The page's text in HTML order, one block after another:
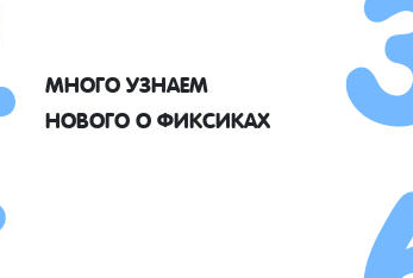
МНОГО УЗНАЕМ
НОВОГО О ФИКСИКАХ